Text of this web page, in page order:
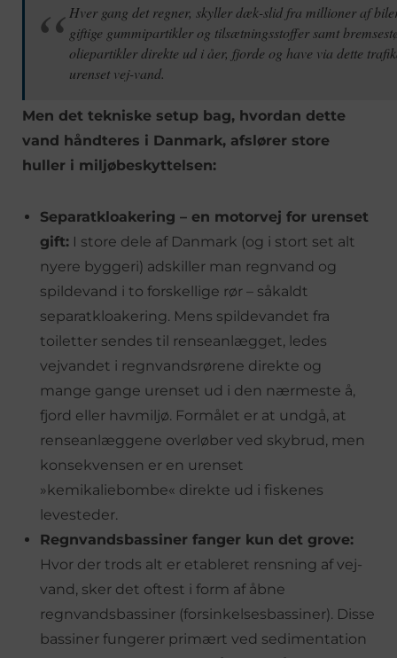
Hver gang det regner, skyller dæk-slid fra millioner af
giftige gummipartikler og tilsætningsstoffer samt
oliepartikler direkte ud i åer, fjorde og have via dette
urenset vej-vand.
Men det tekniske setup bag, hvordan dette
vand håndteres i Danmark, afslører store
huller i miljøbeskyttelsen:
Separatkloakering – en motorvej for urenset
gift: I store dele af Danmark (og i stort set alt
nyere byggeri) adskiller man regnvand og
spildevand i to forskellige rør – såkaldt
separatkloakering. Mens spildevandet fra
toiletter sendes til renseanlægget, ledes
vejvandet i regnvandsrørene direkte og
mange gange urenset ud i den nærmeste å,
fjord eller havmiljø. Formålet er at undgå, at
renseanlæggene overløber ved skybrud, men
konsekvensen er en urenset
»kemikaliebombe« direkte ud i fiskenes
levesteder.
Regnvandsbassiner fanger kun det grove:
Hvor der trods alt er etableret rensning af vej-
vand, sker det oftest i form af åbne
regnvandsbassiner (forsinkelsesbassiner). Disse
bassiner fungerer primært ved sedimentation